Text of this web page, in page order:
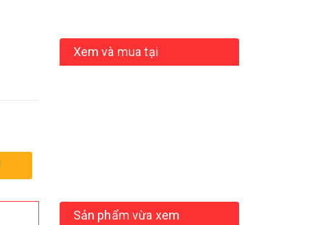
Xem và mua tại
Sản phẩm vừa xem